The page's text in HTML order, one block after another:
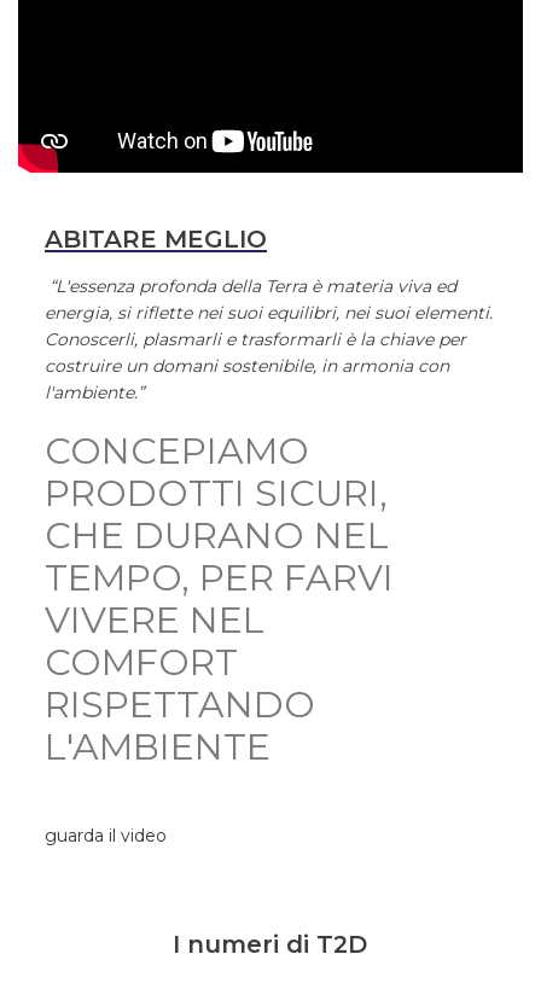
ABITARE MEGLIO
“L'essenza profonda della Terra è materia viva ed
energia, si riflette nei suoi equilibri, nei suoi elementi.
Conoscerli, plasmarli e trasformarli è la chiave per
costruire un domani sostenibile, in armonia con
l'ambiente.”
CONCEPIAMO
PRODOTTI SICURI,
CHE DURANO NEL
TEMPO, PER FARVI
VIVERE NEL
COMFORT
RISPETTANDO
L'AMBIENTE
guarda il video
I numeri di T2D